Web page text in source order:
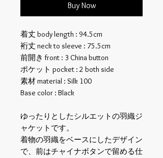
Buy Now
着丈 body length : 94.5cm
裄丈 neck to sleeve : 75.5cm
前開き front : 3 China button
ポケット pocket : 2 both side
素材 material : Silk 100
Base color : Black
ゆったりとしたシルエットの羽織ジ
ャケットです。
着物の羽織をベースにしたデザイン
で、前はチャイナボタンで留める仕